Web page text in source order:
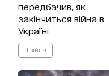
передбачив, як
закінчиться війна в
Україні
#війна